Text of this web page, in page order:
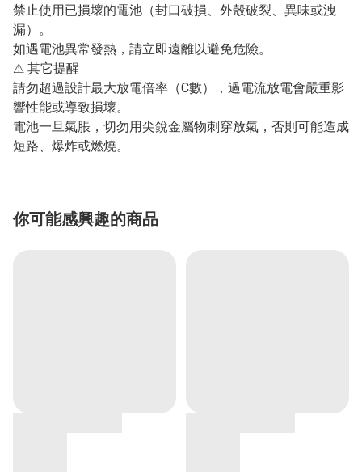
禁止使用已損壞的電池（封口破損、外殼破裂、異味或洩
漏）。
如遇電池異常發熱，請立即遠離以避免危險。
⚠ 其它提醒
請勿超過設計最大放電倍率（C數），過電流放電會嚴重影
響性能或導致損壞。
電池一旦氣脹，切勿用尖銳金屬物刺穿放氣，否則可能造成
短路、爆炸或燃燒。
你可能感興趣的商品